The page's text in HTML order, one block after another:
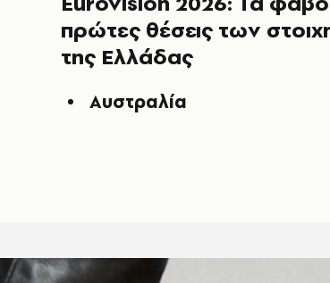
πρώτες θέσεις των
της Ελλάδας
Αυστραλία